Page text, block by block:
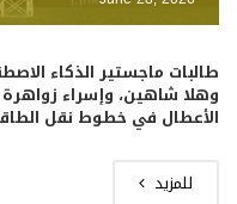
طالبات ماجستير الذكاء
وهلا شاهين، وإسراء
الأعطال في خطوط نقل
للمزيد